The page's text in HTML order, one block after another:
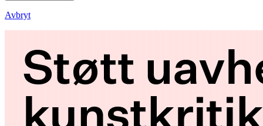
Avbryt